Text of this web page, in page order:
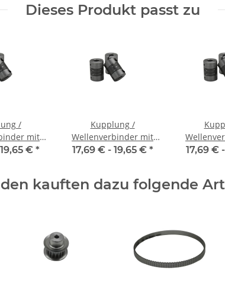
Dieses Produkt passt zu
/
mit
WSV-K 16
19,65 € *
Kupplung /
Wellenverbinder mit
Klemmnaben WSV-K 16
17,69 € - 19,65 € * 17,69 € -
kauften dazu folgende